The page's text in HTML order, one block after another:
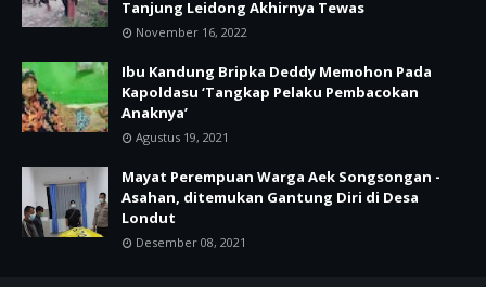
Tanjung Leidong Akhirnya Tewas
November 16, 2022
Ibu Kandung Bripka Deddy Memohon Pada
Kapoldasu ‘Tangkap Pelaku Pembacokan
Anaknya’
Agustus 19, 2021
Mayat Perempuan Warga Aek Songsongan -
Asahan, ditemukan Gantung Diri di Desa
Londut
Desember 08, 2021